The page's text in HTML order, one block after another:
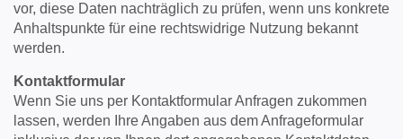
vor, diese Daten nachträglich zu prüfen, wenn uns konkrete
Anhaltspunkte für eine rechtswidrige Nutzung bekannt
werden.
Kontaktformular
Wenn Sie uns per Kontaktformular Anfragen zukommen
lassen, werden Ihre Angaben aus dem Anfrageformular